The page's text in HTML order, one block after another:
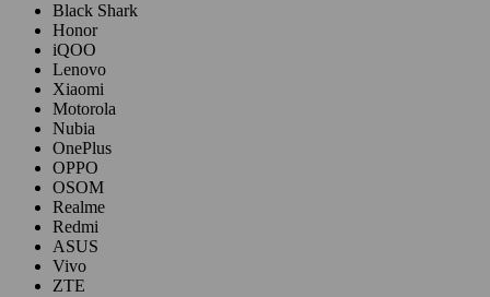
Black Shark
Honor
iQOO
Lenovo
Xiaomi
Motorola
Nubia
OnePlus
OPPO
OSOM
Realme
Redmi
ASUS
Vivo
ZTE